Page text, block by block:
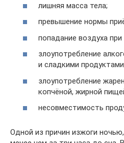
лишняя масса тела;
превышение нормы
попадание воздуха
злоупотребление
и сладкими
злоупотребление
копчёной, жирной
несовместимость
Одной из причин изжоги